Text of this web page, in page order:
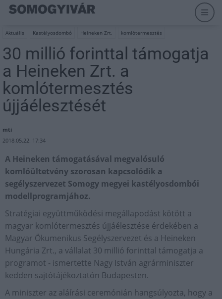
Aktuális Kastélyosdombó Heineken Zrt. komlótermesztés
30 millió forinttal támogatja
a Heineken Zrt. a
komlótermesztés
újjáélesztését
mti
2018.05.22. 17:34
A Heineken támogatásával megvalósuló
komlóültetvény szorosan kapcsolódik a
segélyszervezet Somogy megyei kastélyosdombói
modellprogramjához.
Stratégiai együttműködési megállapodást kötött a
magyar komlótermesztés újjáélesztése érdekében a
Magyar Ökumenikus Segélyszervezet és a Heineken
Hungária Zrt., a vállalat 30 millió forinttal támogatja a
programot - ismertette Nagy István agrárminiszter
kedden sajtótájékoztatón Budapesten.
A miniszter az aláírási ceremónián hangsúlyozta, hogy a